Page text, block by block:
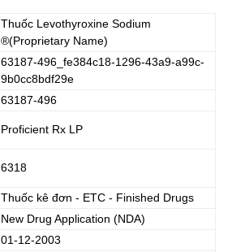
Thuốc Levothyroxine Sodium
®(Proprietary Name)
63187-496_fe384c18-1296-43a9-a99c-
9b0cc8bdf29e
63187-496
Proficient Rx LP
6318
Thuốc kê đơn - ETC - Finished Drugs
New Drug Application (NDA)
01-12-2003